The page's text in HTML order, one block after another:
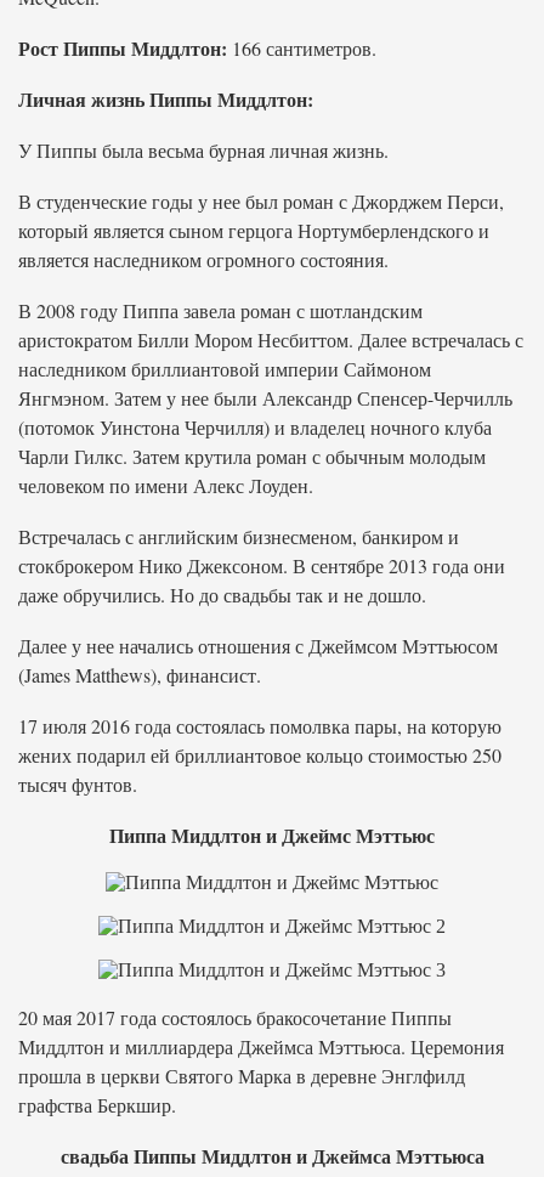
Рост Пиппы Миддлтон: 166 сантиметров.
Личная жизнь Пиппы Миддлтон:
У Пиппы была весьма бурная личная жизнь.
В студенческие годы у нее был роман с Джорджем Перси,
который является сыном герцога Нортумберлендского и
является наследником огромного состояния.
В 2008 году Пиппа завела роман с шотландским
аристократом Билли Мором Несбиттом. Далее встречалась с
наследником бриллиантовой империи Саймоном
Янгмэном. Затем у нее были Александр Спенсер-Черчилль
(потомок Уинстона Черчилля) и владелец ночного клуба
Чарли Гилкс. Затем крутила роман с обычным молодым
человеком по имени Алекс Лоуден.
Встречалась с английским бизнесменом, банкиром и
стокброкером Нико Джексоном. В сентябре 2013 года они
даже обручились. Но до свадьбы так и не дошло.
Далее у нее начались отношения с Джеймсом Мэттьюсом
(James Matthews), финансист.
17 июля 2016 года состоялась помолвка пары, на которую
жених подарил ей бриллиантовое кольцо стоимостью 250
тысяч фунтов.
Пиппа Миддлтон и Джеймс Мэттьюс
20 мая 2017 года состоялось бракосочетание Пиппы
Миддлтон и миллиардера Джеймса Мэттьюса. Церемония
прошла в церкви Святого Марка в деревне Энглфилд
графства Беркшир.
свадьба Пиппы Миддлтон и Джеймса Мэттьюса